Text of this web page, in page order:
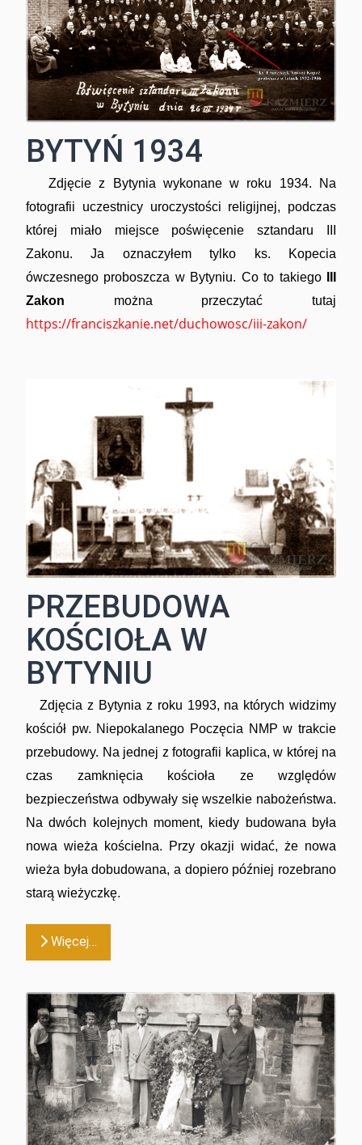
BYTYŃ 1934
Zdjęcie z Bytynia wykonane w roku 1934. Na
fotografii uczestnicy uroczystości religijnej, podczas
której miało miejsce poświęcenie sztandaru III
Zakonu. Ja oznaczyłem tylko ks. Kopecia
ówczesnego proboszcza w Bytyniu. Co to takiego
Zakon można przeczytać tutaj
https://franciszkanie.net/duchowosc/iii-zakon/
PRZEBUDOWA
KOŚCIOŁA W
BYTYNIU
Zdjęcia z Bytynia z roku 1993, na których widzimy
kościół pw. Niepokalanego Poczęcia NMP w trakcie
przebudowy. Na jednej z fotografii kaplica, w której na
czas zamknięcia kościoła ze względów
bezpieczeństwa odbywały się wszelkie nabożeństwa.
Na dwóch kolejnych moment, kiedy budowana była
nowa wieża kościelna. Przy okazji widać, że nowa
wieża była dobudowana, a dopiero później rozebrano
starą wieżyczkę.
Więcej…